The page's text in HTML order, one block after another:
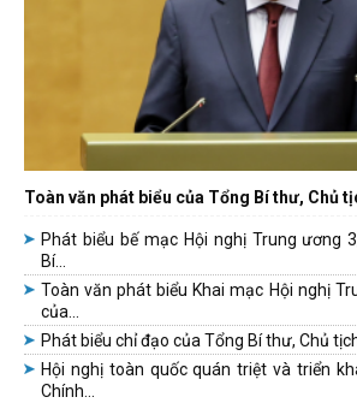
Toàn văn phát biểu của Tổng Bí thư, Chủ
Phát biểu bế mạc Hội nghị Trung ương
Bí...
Toàn văn phát biểu Khai mạc Hội nghị
của...
Phát biểu chỉ đạo của Tổng Bí thư, Chủ
Hội nghị toàn quốc quán triệt và triển
Chính...